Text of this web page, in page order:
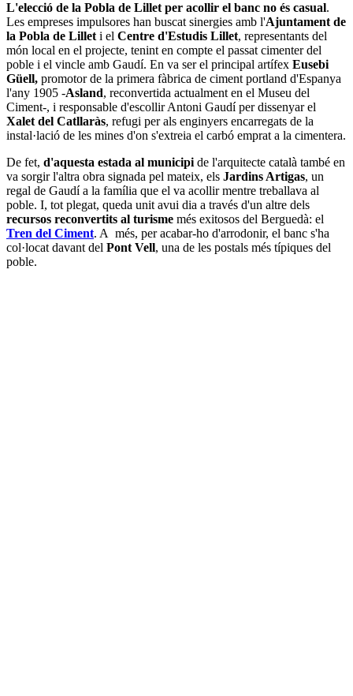
L'elecció de la Pobla de Lillet per acollir el banc no és casual.
Les empreses impulsores han buscat sinergies amb l'Ajuntament de
la Pobla de Lilleti el Centre d'Estudis Lillet, representants del
món local en el projecte, tenint en compte el passat cimenter del
poble i el vincle amb Gaudí. En va ser el principal artífex Eusebi
Güell, promotor de la primera fàbrica de ciment portland d'Espanya
l'any 1905 -Asland, reconvertida actualment en el Museu del
Ciment-, i responsable d'escollir Antoni Gaudí per dissenyar el
Xalet del Catllaràs, refugi per als enginyers encarregats de la
instal·lació de les mines d'on s'extreia el carbó emprat a la cimentera.
De fet, d'aquesta estada al municipide l'arquitecte català també en
va sorgir l'altra obra signada pel mateix, els Jardins Artigas, un
regal de Gaudí a la família que el va acollir mentre treballava al
poble. I, tot plegat, queda unit avui dia a través d'un altre dels
recursos reconvertits al turisme més exitosos del Berguedà: el
Tren del Ciment. A més, per acabar-ho d'arrodonir, el banc s'ha
col·locat davant del Pont Vell, una de les postals més típiques del
poble.